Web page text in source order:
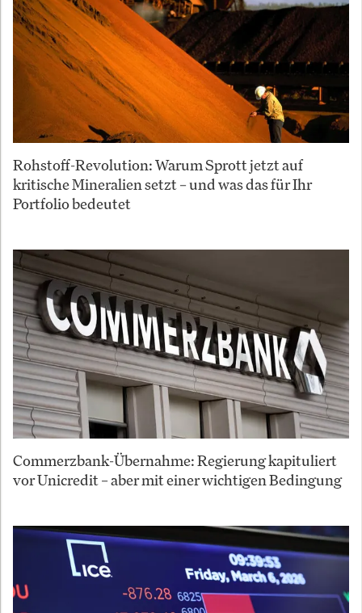
Rohstoff-Revolution: Warum Sprott jetzt auf
kritische Mineralien setzt – und was das für Ihr
Portfolio bedeutet
Commerzbank-Übernahme: Regierung kapituliert
vor Unicredit – aber mit einer wichtigen Bedingung